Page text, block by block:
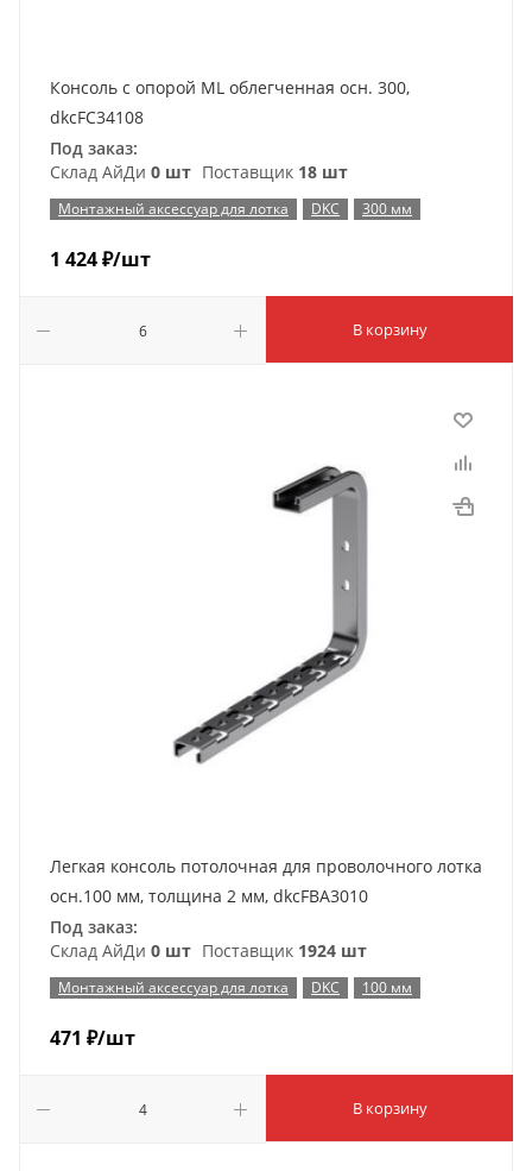
Консоль с опорой ML облегченная осн. 300,
dkcFC34108
Под заказ:
Склад АйДи 0 шт Поставщик 18 шт
Монтажный аксессуар для лотка DKC 300 мм
1 424₽/шт
В корзину
Легкая консоль потолочная для проволочного лотка
осн.100 мм, толщина 2 мм, dkcFBA3010
Под заказ:
Склад АйДи 0 шт Поставщик 1924 шт
Монтажный аксессуар для лотка DKC 100 мм
471 ₽/шт
В корзину